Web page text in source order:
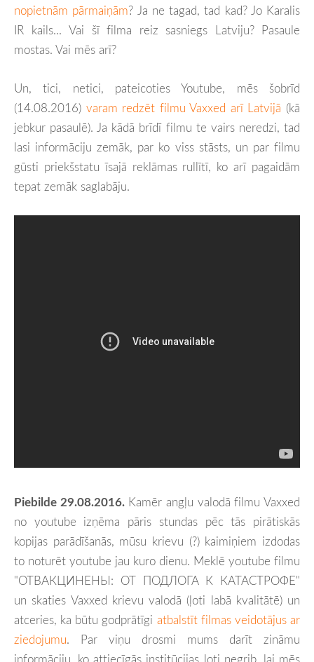
nopietnām pārmaiņām? Ja ne tagad, tad kad? Jo Karalis
IR kails... Vai šī filma reiz sasniegs Latviju? Pasaule
mostas. Vai mēs arī?
Un, tici, netici, pateicoties Youtube, mēs šobrīd
(14.08.2016) varam redzēt filmu Vaxxed arī Latvijā (kā
jebkur pasaulē). Ja kādā brīdī filmu te vairs neredzi, tad
lasi informāciju zemāk, par ko viss stāsts, un par filmu
gūsti priekšstatu īsajā reklāmas rullītī, ko arī pagaidām
tepat zemāk saglabāju.
Piebilde 29.08.2016.Kamēr angļu valodā filmu Vaxxed
no youtube izņēma pāris stundas pēc tās pirātiskās
kopijas parādīšanās, mūsu krievu (?) kaimiņiem izdodas
to noturēt youtube jau kuro dienu. Meklē youtube filmu
"ОТВАКЦИНЕНЫ: ОТ ПОДЛОГА К КАТАСТРОФЕ"
un skaties Vaxxed krievu valodā (ļoti labā kvalitātē) un
atceries, ka būtu godprātīgi atbalstīt filmas veidotājus ar
ziedojumu. Par viņu drosmi mums darīt zināmu
informāciju, ko attiecīgās institūcijas ļoti negrib, lai mēs